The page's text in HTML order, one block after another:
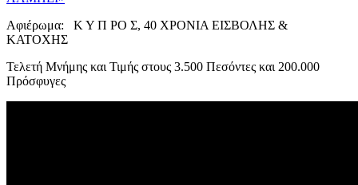
Αφιέρωμα: Κ Υ Π ΡΟ Σ, 40 ΧΡΟΝΙΑ ΕΙΣΒΟΛΗΣ &
ΚΑΤΟΧΗΣ
Τελετή Μνήμης και Τιμής στους 3.500 Πεσόντες και 200.000
Πρόσφυγες